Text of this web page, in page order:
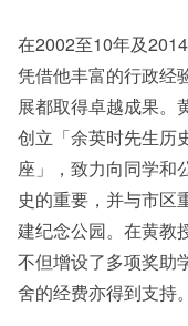
在2002至10年及
凭借他丰富的行政经
展都取得卓越成果。
创立「余英时先生历
座」，致力向同学和
史的重要，并与市区
建纪念公园。在黄教
不但增设了多项奖助
舍的经费亦得到支持。